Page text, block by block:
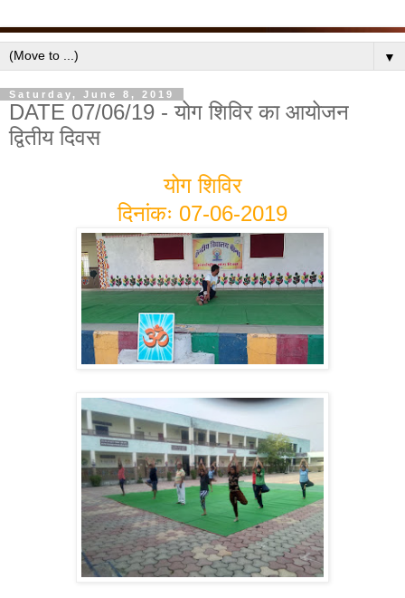
▼
Saturday, June 8, 2019
DATE 07/06/19 - योग शिविर का आयोजन
द्वितीय दिवस
योग शिविर
दिनांकः 07-06-2019